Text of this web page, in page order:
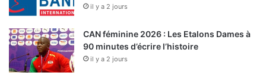
il y a 2 jours
CAN féminine 2026 : Les Etalons Dames à
90 minutes d’écrire l’histoire
il y a 2 jours